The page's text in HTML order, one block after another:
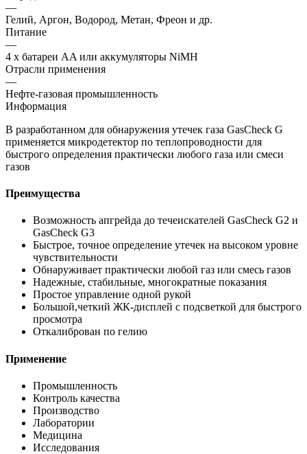
—
Гелий, Аргон, Водород, Метан, Фреон и др.
Питание
—
4 x батареи AA или аккумуляторы NiMH
Отрасли применения
—
Нефте-газовая промышленность
Информация
В разработанном для обнаружения утечек газа GasCheck G
применяется микродетектор по теплопроводности для
быстрого определения практически любого газа или смеси
газов
Преимущества
Возможность апгрейда до течеискателей GasCheck G2 и
GasCheck G3
Быстрое, точное определение утечек на высоком уровне
чувствительности
Обнаруживает практически любой газ или смесь газов
Надежные, стабильные, многократные показания
Простое управление одной рукой
Большой,четкий ЖК-дисплей с подсветкой для быстрого
просмотра
Откалиброван по гелию
Применение
Промышленность
Контроль качества
Производство
Лаборатории
Медицина
Исследования